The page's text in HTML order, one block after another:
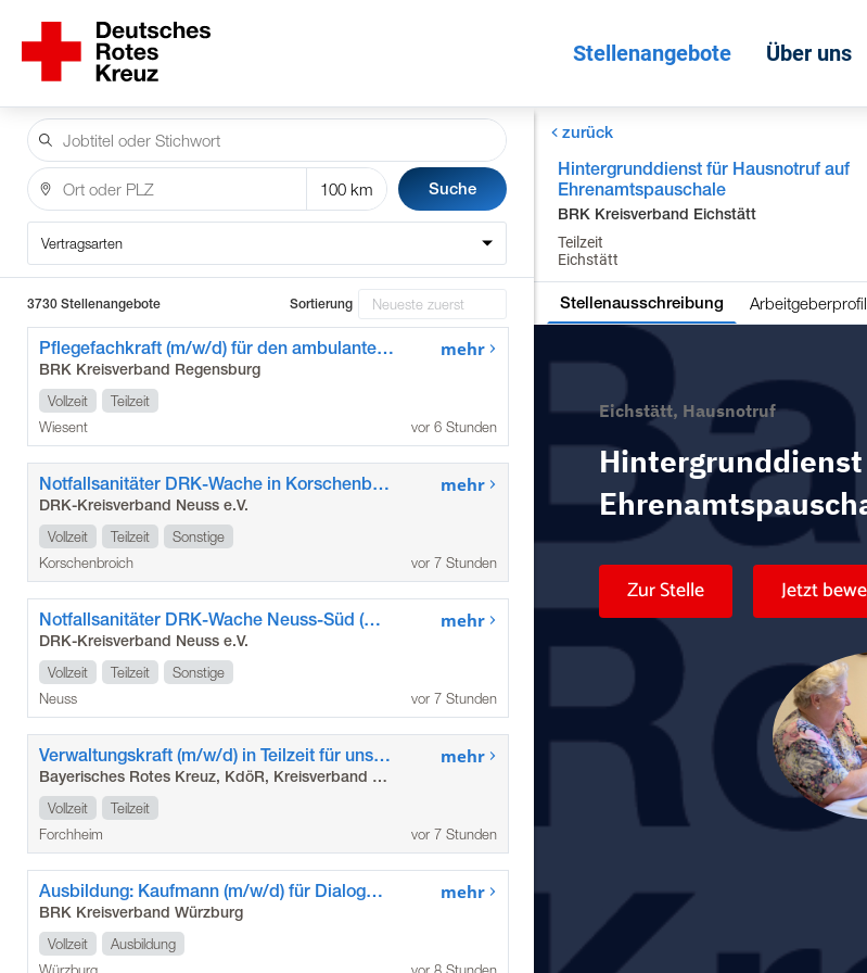
Stellenangebote Über uns
Suche
Vertragsarten
3730 Stellenangebote Sortierung
Pflegefachkraft (m/w/d) für den ambulanten Pflegedienst Wiesent
BRK Kreisverband Regensburg
Vollzeit
Teilzeit
Wiesent
mehr
vor 6 Stunden
Notfallsanitäter DRK-Wache in Korschenbroich (m/w/d)
DRK-Kreisverband Neuss e.V.
Vollzeit
Teilzeit
Sonstige
Korschenbroich
mehr
vor 7 Stunden
Notfallsanitäter DRK-Wache Neuss-Süd (m/w/d)
DRK-Kreisverband Neuss e.V.
Vollzeit
Teilzeit
Sonstige
Neuss
mehr
vor 7 Stunden
Verwaltungskraft (m/w/d) in Teilzeit für unser Seniorenzentrum in Gößweinstein
Bayerisches Rotes Kreuz, KdöR, Kreisverband Forchheim
Vollzeit
Teilzeit
Forchheim
mehr
vor 7 Stunden
Ausbildung: Kaufmann (m/w/d) für Dialogmarketing
BRK Kreisverband Würzburg
Vollzeit
Ausbildung
mehr
zurück
Hintergrunddienst für Hausnotruf auf
Ehrenamtspauschale
BRK Kreisverband Eichstätt
Teilzeit
Eichstätt
Stellenausschreibung Arbeitgeberprofil